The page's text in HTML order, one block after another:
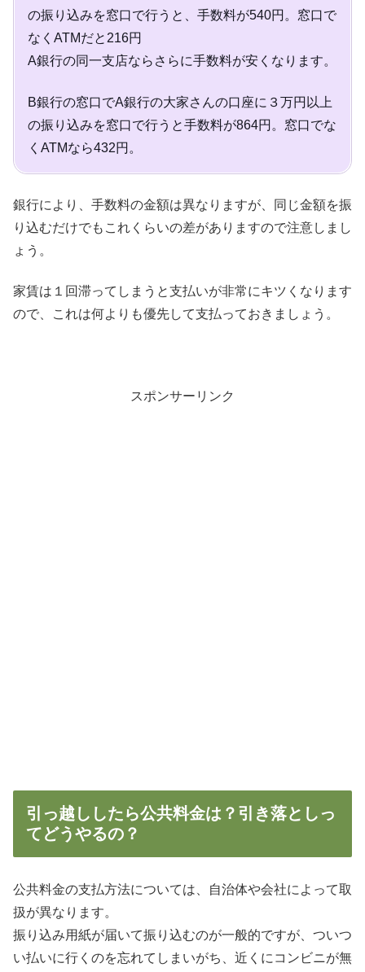
の振り込みを窓口で行うと、手数料が540円。窓口で
なくATMだと216円
A銀行の同一支店ならさらに手数料が安くなります。
B銀行の窓口でA銀行の大家さんの口座に３万円以上
の振り込みを窓口で行うと手数料が864円。窓口でな
くATMなら432円。
銀行により、手数料の金額は異なりますが、同じ金額を振
り込むだけでもこれくらいの差がありますので注意しまし
ょう。
家賃は１回滞ってしまうと支払いが非常にキツくなります
ので、これは何よりも優先して支払っておきましょう。
スポンサーリンク
引っ越ししたら公共料金は？引き落としっ
てどうやるの？
公共料金の支払方法については、自治体や会社によって取
扱が異なります。
振り込み用紙が届いて振り込むのが一般的ですが、ついつ
い払いに行くのを忘れてしまいがち、近くにコンビニが無